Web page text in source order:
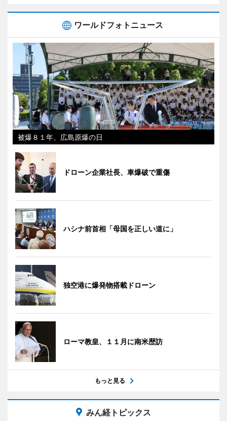
ワールドフォトニュース
被爆８１年、広島原爆の日
ドローン企業社長、車爆破で重傷
ハシナ前首相「母国を正しい道に」
独空港に爆発物搭載ドローン
ローマ教皇、１１月に南米歴訪
もっと見る
みん経トピックス